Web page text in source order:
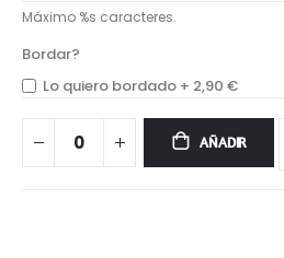
Máximo %s caracteres.
Bordar?
Lo quiero bordado + 2,90 €
AÑADIR